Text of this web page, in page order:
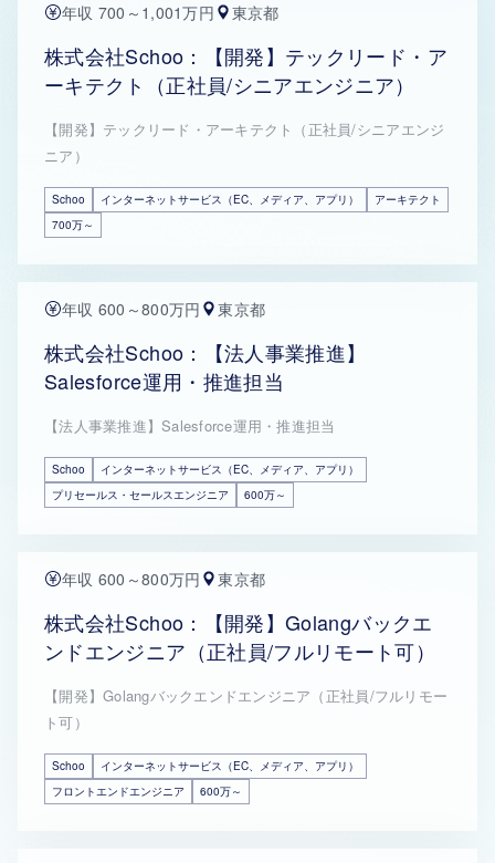
年収 700～1,001万円 東京都
株式会社Schoo：【開発】テックリード・ア
ーキテクト（正社員/シニアエンジニア）
【開発】テックリード・アーキテクト（正社員/シニアエンジ
ニア）
Schoo インターネットサービス（EC、メディア、アプリ）
アーキテクト
700万～
年収 600～800万円 東京都
株式会社Schoo：【法人事業推進】
Salesforce運用・推進担当
【法人事業推進】Salesforce運用・推進担当
Schoo
インターネットサービス（EC、メディア、アプリ）
プリセールス・セールスエンジニア
600万～
年収 600～800万円 東京都
株式会社Schoo：【開発】Golangバックエ
ンドエンジニア（正社員/フルリモート可）
【開発】Golangバックエンドエンジニア（正社員/フルリモー
ト可）
Schoo
インターネットサービス（EC、メディア、アプリ）
フロントエンドエンジニア
600万～